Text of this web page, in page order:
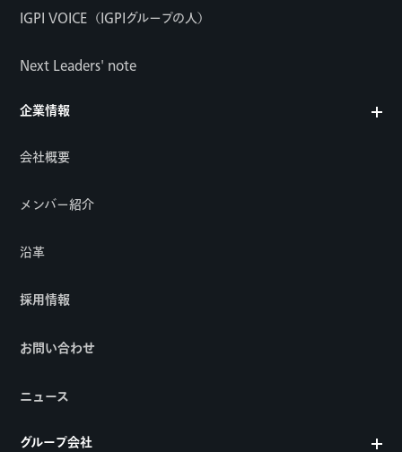
IGPI VOICE（IGPIグループの人）
Next Leaders' note
企業情報
会社概要
メンバー紹介
沿革
採用情報
お問い合わせ
ニュース
グループ会社